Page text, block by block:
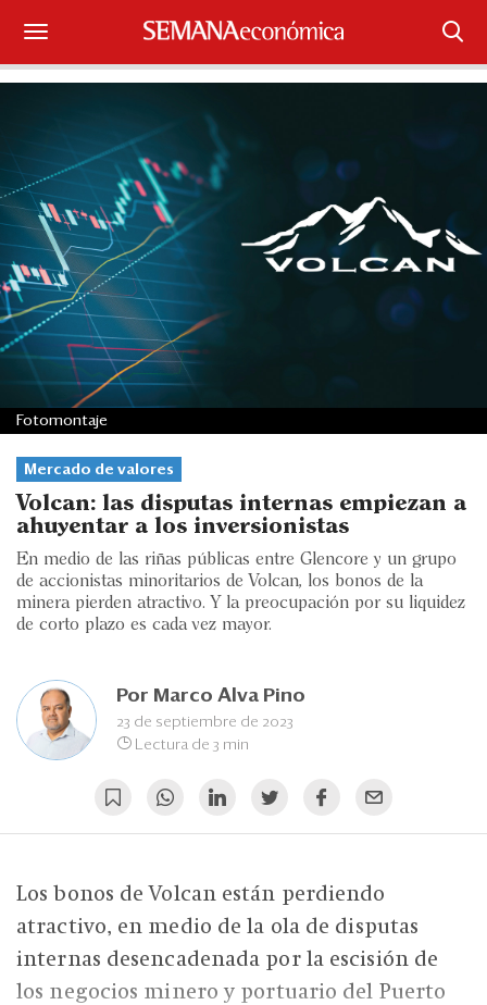
Suscríbase
Iniciar sesión
Portada
¿Qué está pasando?
Sectores y Empresas
Management
Economía y Finanzas
Legal y Política
Eventos
Blogs
Ranking CEO
Edición Impresa
Mercado de valores
Volcan: las disputas internas empiezan a
ahuyentar a los inversionistas
En medio de las riñas públicas entre Glencore y un grupo
de accionistas minoritarios de Volcan, los bonos de la
minera pierden atractivo. Y la preocupación por su liquidez
de corto plazo es cada vez mayor.
Por Marco Alva Pino
23 de septiembre de 2023
Lectura de 3 min
Fotomontaje
Los bonos de Volcan están perdiendo
atractivo, en medio de la ola de disputas
internas desencadenada por la escisión de
los negocios minero y portuario del Puerto